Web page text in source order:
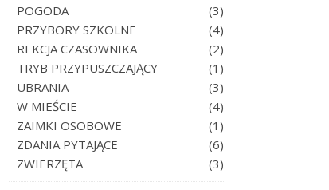
POGODA
(3)
PRZYBORY SZKOLNE
(4)
REKCJA CZASOWNIKA
(2)
TRYB PRZYPUSZCZAJĄCY
(1)
UBRANIA
(3)
W MIEŚCIE
(4)
ZAIMKI OSOBOWE
(1)
ZDANIA PYTAJĄCE
(6)
ZWIERZĘTA
(3)